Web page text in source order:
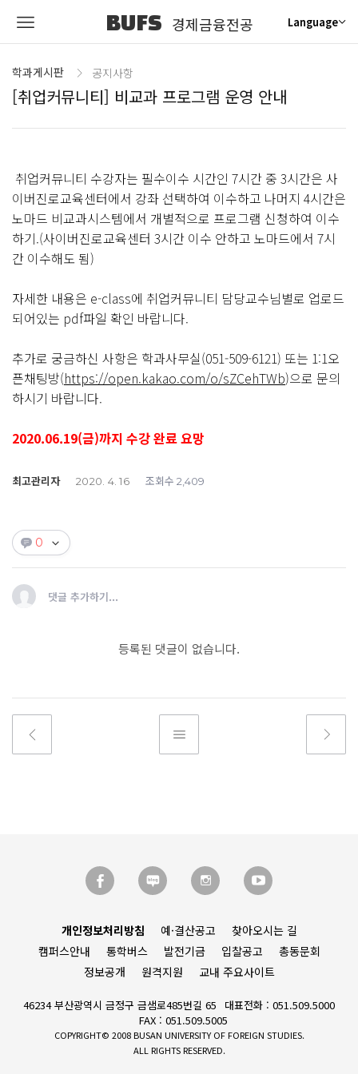
BUFS 경제금융전공 Language
학과게시판 공지사항
[취업커뮤니티] 비교과 프로그램 운영 안내
취업커뮤니티 수강자는 필수이수 시간인 7시간 중 3시간은 사
이버진로교육센터에서 강좌 선택하여 이수하고 나머지 4시간은
노마드 비교과시스템에서 개별적으로 프로그램 신청하여 이수
하기.(사이버진로교육센터 3시간 이수 안하고 노마드에서 7시
간 이수해도 됨)
자세한 내용은 e-class에 취업커뮤니티 담당교수님별로 업로드
되어있는 pdf파일 확인 바랍니다.
추가로 궁금하신 사항은 학과사무실(051-509-6121) 또는 1:1오
픈채팅방(https://open.kakao.com/o/sZCehTWb)으로 문의
하시기 바랍니다.
2020.06.19(금)까지 수강 완료 요망
최고관리자 2020. 4. 16 조회수 2,409
0
댓글 추가하기...
등록된 댓글이 없습니다.
개인정보처리방침 예·결산공고
찾아오시는 길
캠퍼스안내
통학버스 발전기금 입찰공고
총동문회
정보공개
원격지원 교내 주요사이트
46234 부산광역시 금정구 금샘로485번길 65
대표전화 : 051.509.5000
FAX : 051.509.5005
COPYRIGHT© 2008 BUSAN UNIVERSITY OF FOREIGN STUDIES.
ALL RIGHTS RESERVED.